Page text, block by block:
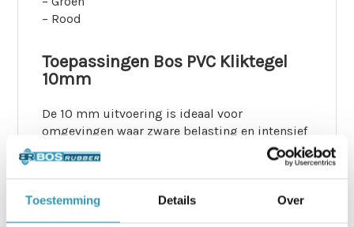
Toestemming Details Over
– Rood
Toepassingen Bos PVC Kliktegel
10mm
De 10 mm uitvoering is ideaal voor
omgevingen waar zware belasting en intensief
gebruik centraal staan:
– Werkplaatsen en garages met voertuigen
– Commercial & industriële hallen
– Zware voertuigen zoals auto’s, palletwagens